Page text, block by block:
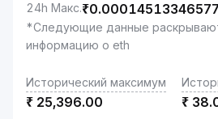
24h Макс.₹
*Следующие данные
информацию о eth
Исторический максимум
₹ 25,396.00 ₹